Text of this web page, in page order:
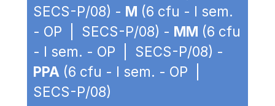
SECS-P/08) - M (6 cfu - I sem.
- OP | SECS-P/08) - MM (6 cfu
- I sem. - OP | SECS-P/08) -
PPA (6 cfu - I sem. - OP |
SECS-P/08)